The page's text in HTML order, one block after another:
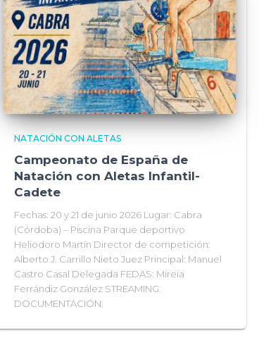
NATACIÓN CON ALETAS
Campeonato de España de
Natación con Aletas Infantil-
Cadete
Fechas: 20 y 21 de junio 2026 Lugar: Cabra
(Córdoba) – Piscina Parque deportivo
Heliodoro Martín Director de competición:
Alberto J. Carrillo Nieto Juez Principal: Manuel
Castro Casal Delegada FEDAS: Mireia
Ferrándiz González STREAMING:
DOCUMENTACIÓN: